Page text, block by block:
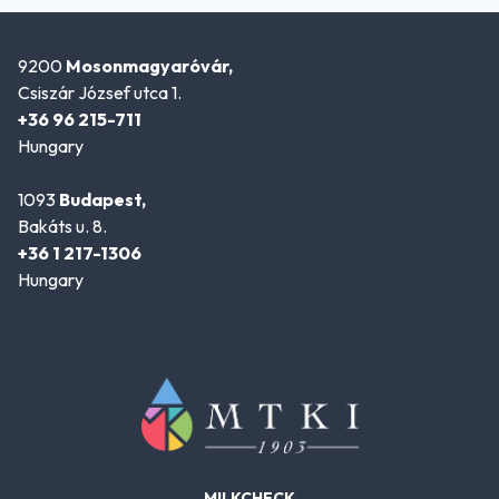
9200 Mosonmagyaróvár,
Csiszár József utca 1.
+36 96 215-711
Hungary
1093 Budapest,
Bakáts u. 8.
+36 1 217-1306
Hungary